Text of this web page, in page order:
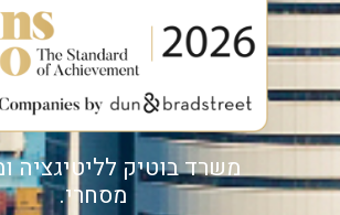
משרד בוטיק לליטיגציה
מסחרי.